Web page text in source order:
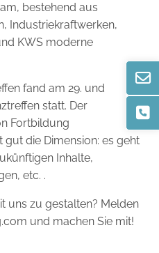
bestehend aus
Industriekraftwerken,
KWS moderne
fand am 29. und
statt. Der
Fortbildung
gut die Dimension: es geht
Inhalte,
etc. .
uns zu gestalten? Melden
und machen Sie mit!